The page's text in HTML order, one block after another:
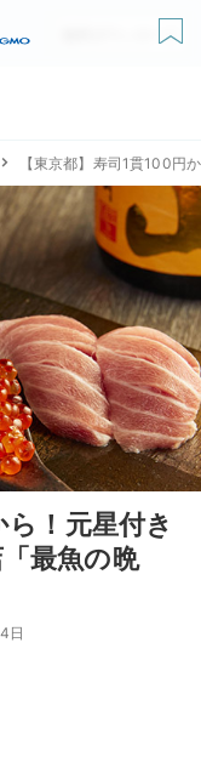
無料ダウンロード
【東京都】寿司1貫100円
ら！元星付き
最魚の晩
日